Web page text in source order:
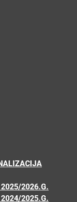
2025/2026.G.
2024/2025.G.